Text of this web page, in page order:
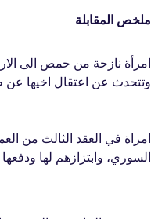
ملخص المقابلة
امرأة نازحة من حمص الى
وتتحدث عن اعتقال اخيها
امراة في العقد الثالث من
السوري، وابتزازهم لها